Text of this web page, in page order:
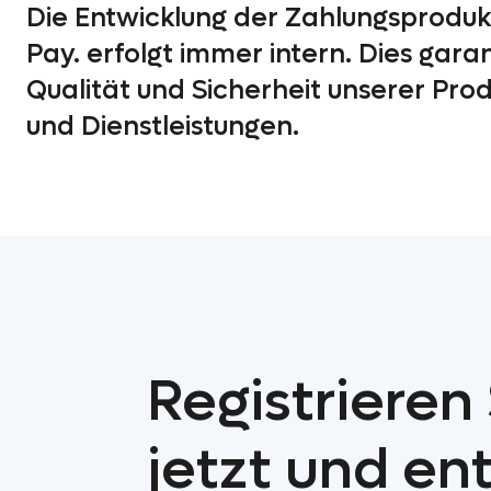
Die Entwicklung der
Pay. erfolgt immer intern. Dies
Qualität und Sicherheit unserer
und Dienstleistungen.
Registrieren
jetzt und